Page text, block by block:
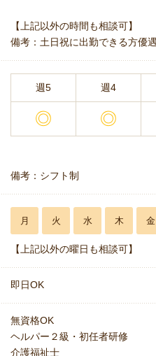
【上記以外の時間も相談可】
備考：土日祝に出勤できる方優
週5 週4
◎ ◎
備考：シフト制
月 火 水 木 金
【上記以外の曜日も相談可】
即日OK
無資格OK
ヘルパー２級・初任者研修
介護福祉士